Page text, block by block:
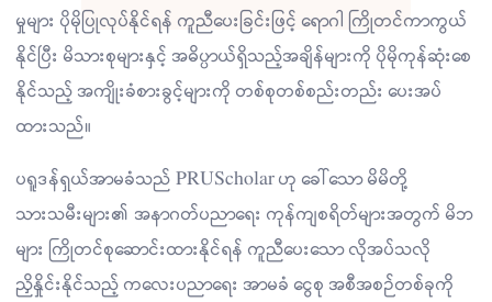
မှုများ ပိုမိုပြုလုပ်နိုင်ရန် ကူညီပေးခြင်းဖြင့် ရောဂါ ကြိုတင်ကာကွယ်
နိုင်ပြီး မိသားစုများနှင့် အဓိပ္ပာယ်ရှိသည့်အချိန်များကို ပိုမိုကုန်ဆုံးစေ
နိုင်သည့် အကျိုးခံစားခွင့်များကို တစ်စုတစ်စည်းတည်း ပေးအပ်
ထားသည်။
ပရူဒန်ရှယ်အာမခံသည် PRUScholar ဟု ခေါ်သော မိမိတို့
သားသမီးများ၏ အနာဂတ်ပညာရေး ကုန်ကျစရိတ်များအတွက် မိဘ
များ ကြိုတင်စုဆောင်းထားနိုင်ရန် ကူညီပေးသော လိုအပ်သလို
ညှိနှိုင်းနိုင်သည့် ကလေးပညာရေး အာမခံ ငွေစု အစီအစဉ်တစ်ခုကို